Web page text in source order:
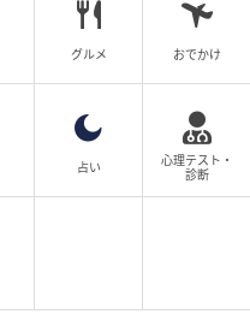
筋合いはないわ！
グルメ おでかけ
占い
心理テスト・
診断